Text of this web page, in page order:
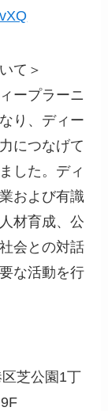
て＞
ープラーニ
り、ディー
につなげて
した。ディ
および有識
材育成、公
会との対話
な活動を行
芝公園1丁